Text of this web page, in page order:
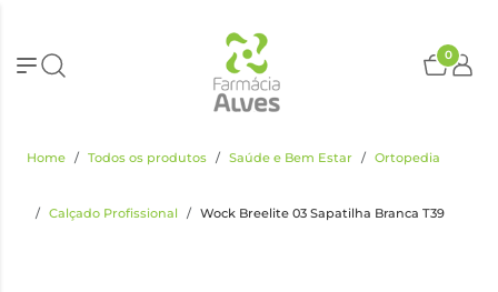
0
Home Todos os produtos Saúde e Bem Estar Ortopedia
Calçado Profissional Wock Breelite 03 Sapatilha Branca T39